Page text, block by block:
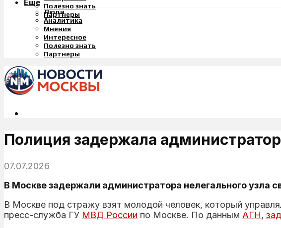
Полезно знать
Партнеры
Еще
Люди
Аналитика
Мнения
Интересное
Полезно знать
Партнеры
Полиция задержала
07.07.2026
В Москве задержали администратора нелегального узла
В Москве под стражу взят молодой человек, который
пресс-служба ГУ МВД России по Москве. По данным АГН,